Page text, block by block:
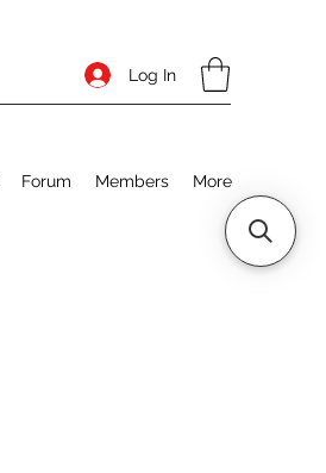
Log In
Forum Members More